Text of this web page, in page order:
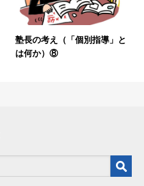
塾長の考え（「個別指導」と
は何か）⑧